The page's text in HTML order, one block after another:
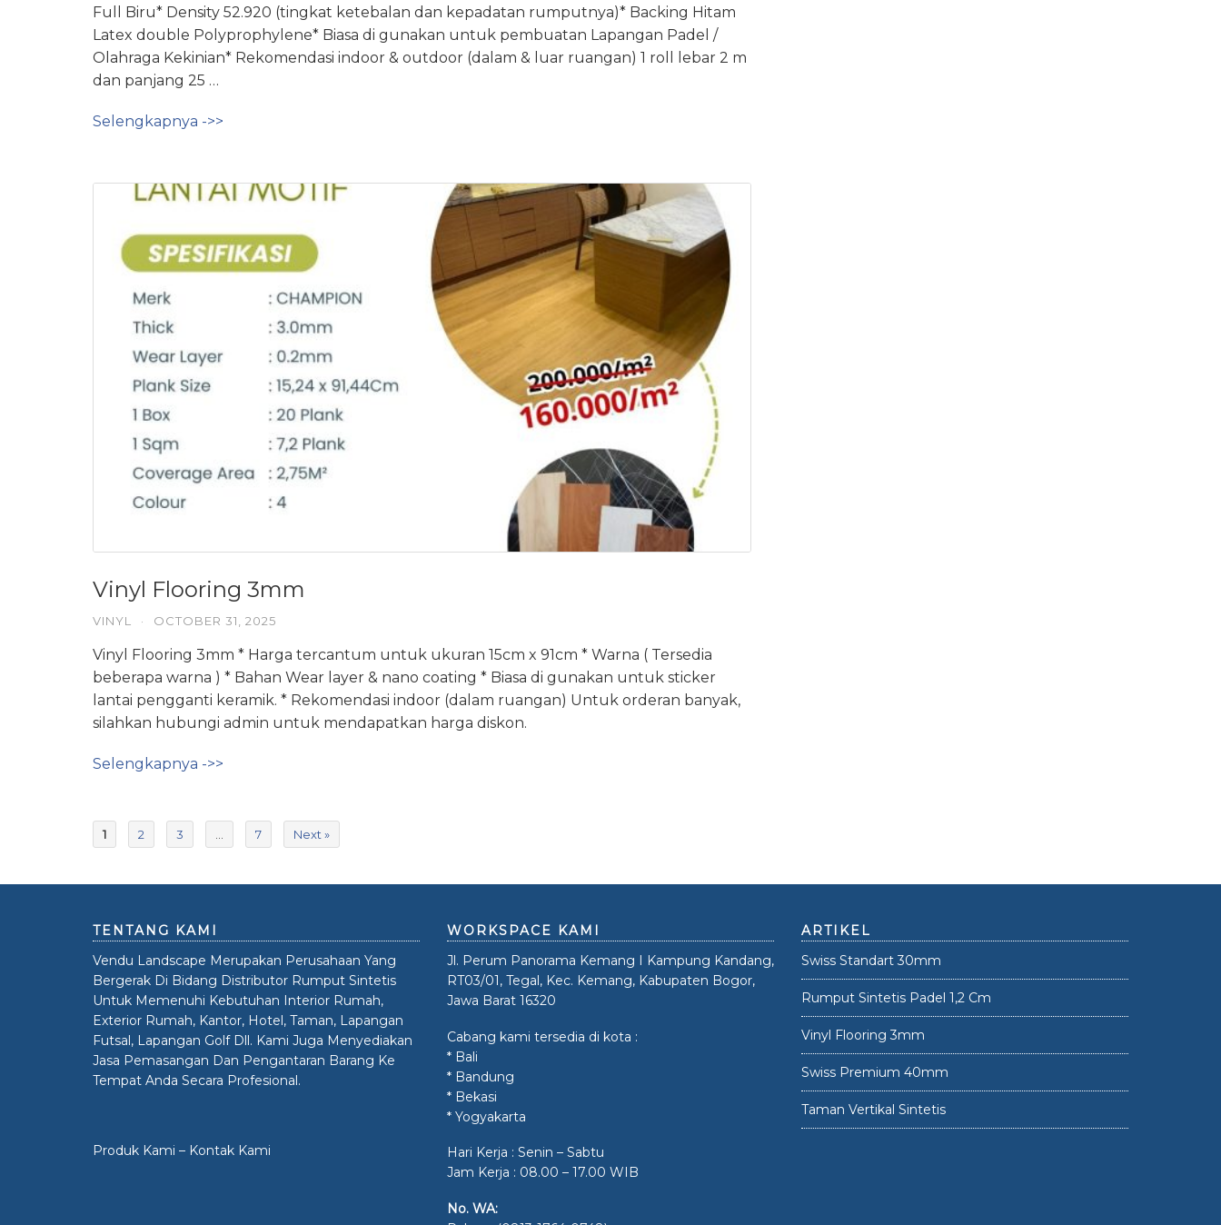
Full Biru* Density 52.920 (tingkat ketebalan dan kepadatan rumputnya)* Backing Hitam
Latex double Polyprophylene* Biasa di gunakan untuk pembuatan Lapangan Padel /
Olahraga Kekinian* Rekomendasi indoor & outdoor (dalam & luar ruangan) 1 roll lebar 2 m
dan panjang 25 …
Selengkapnya ->>
Vinyl Flooring 3mm
VINYL · OCTOBER 31, 2025
Vinyl Flooring 3mm * Harga tercantum untuk ukuran 15cm x 91cm * Warna ( Tersedia
beberapa warna ) * Bahan Wear layer & nano coating * Biasa di gunakan untuk sticker
lantai pengganti keramik. * Rekomendasi indoor (dalam ruangan) Untuk orderan banyak,
silahkan hubungi admin untuk mendapatkan harga diskon.
Selengkapnya ->>
1 2 3 … 7 Next »
TENTANG KAMI
Vendu Landscape Merupakan Perusahaan Yang
Bergerak Di Bidang Distributor Rumput Sintetis
Untuk Memenuhi Kebutuhan Interior Rumah,
Exterior Rumah, Kantor, Hotel, Taman, Lapangan
Futsal, Lapangan Golf Dll. Kami Juga Menyediakan
Jasa Pemasangan Dan Pengantaran Barang Ke
Tempat Anda Secara Profesional.
Produk Kami – Kontak Kami
WORKSPACE KAMI
Jl. Perum Panorama Kemang I Kampung Kandang,
RT03/01, Tegal, Kec. Kemang, Kabupaten Bogor,
Jawa Barat 16320
Cabang kami tersedia di kota :
* Bali
* Bandung
* Bekasi
* Yogyakarta
Hari Kerja : Senin – Sabtu
Jam Kerja : 08.00 – 17.00 WIB
No. WA:
ARTIKEL
Swiss Standart 30mm
Rumput Sintetis Padel 1,2 Cm
Vinyl Flooring 3mm
Swiss Premium 40mm
Taman Vertikal Sintetis